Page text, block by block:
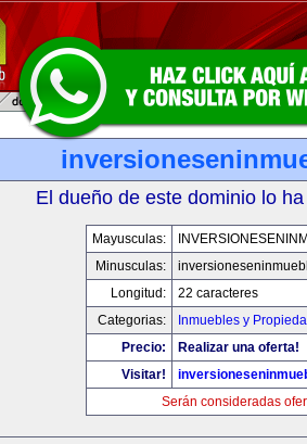
El dueño de este dominio lo
Mayusculas:
Minusculas:
Longitud:
22 caracteres
Categorias:
Inmuebles y
Precio:
Realizar una oferta!
Visitar!
Serán consideradas